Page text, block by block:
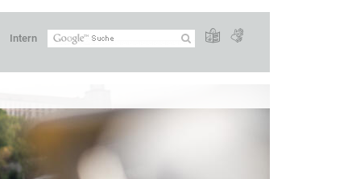
Intern